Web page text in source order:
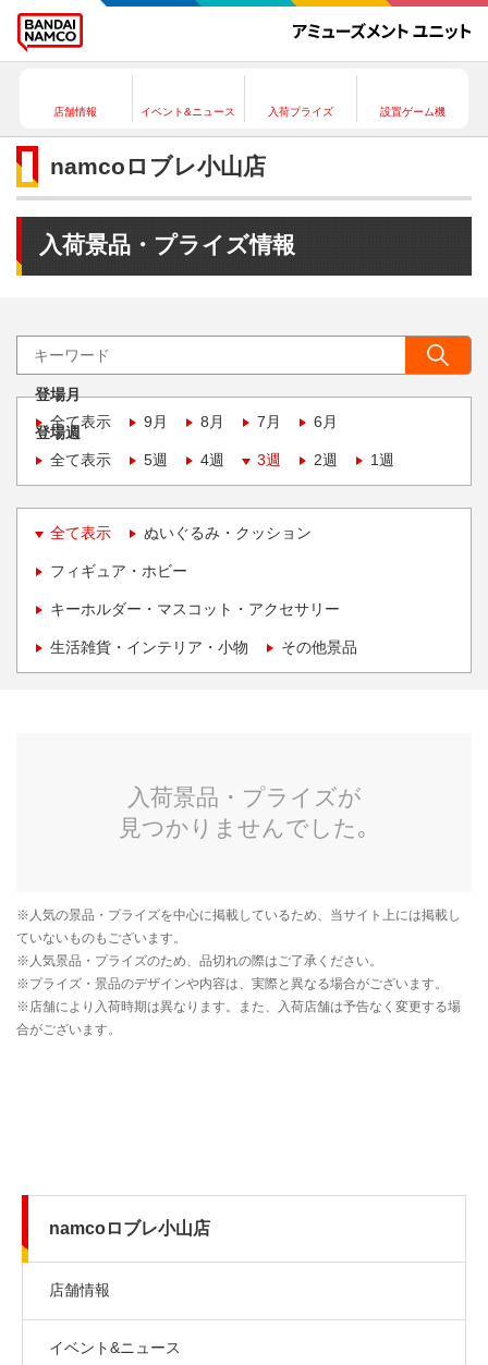
店舗情報 イベント&ニュース 入荷プライズ 設置ゲーム機
namcoロブレ小山店
入荷景品・プライズ情報
登場月
全て表示
9月 8月 7月 6月
登場週
全て表示
5週 4週 3週 2週 1週
全て表示 ぬいぐるみ・クッション
フィギュア・ホビー
キーホルダー・マスコット・アクセサリー
生活雑貨・インテリア・小物 その他景品
namcoロブレ小山店
店舗情報
イベント&ニュース